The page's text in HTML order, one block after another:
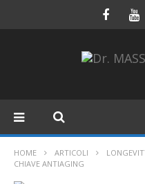
HOME ARTICOLI
CHIAVE ANTIAGING